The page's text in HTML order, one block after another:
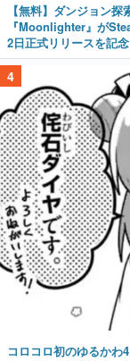
【無料】ダンジョン
『Moonlighter』が
2日正式リリースを記
4
コロコロ初のゆるかわ